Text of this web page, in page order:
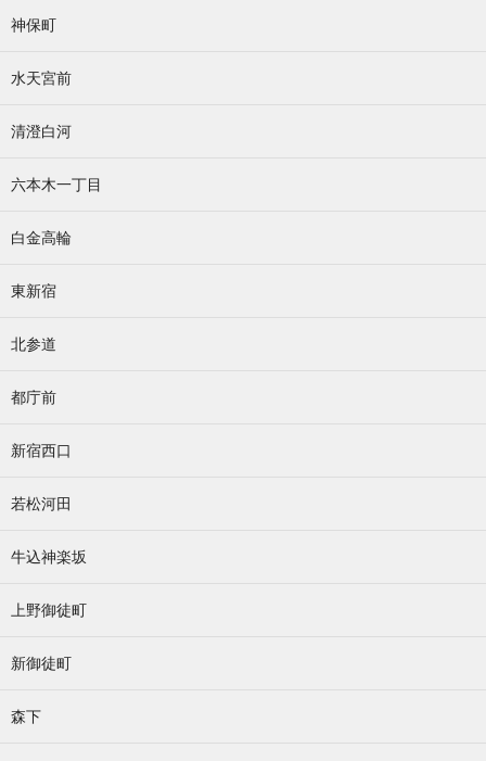
神保町
水天宮前
清澄白河
六本木一丁目
白金高輪
東新宿
北参道
都庁前
新宿西口
若松河田
牛込神楽坂
上野御徒町
新御徒町
森下